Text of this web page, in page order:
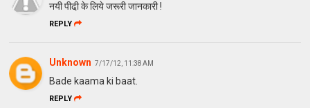
नयी पीढी़ के लिये जरूरी जानकारी !
REPLY
Unknown 7/17/12, 11:38 AM
Bade kaama ki baat.
REPLY